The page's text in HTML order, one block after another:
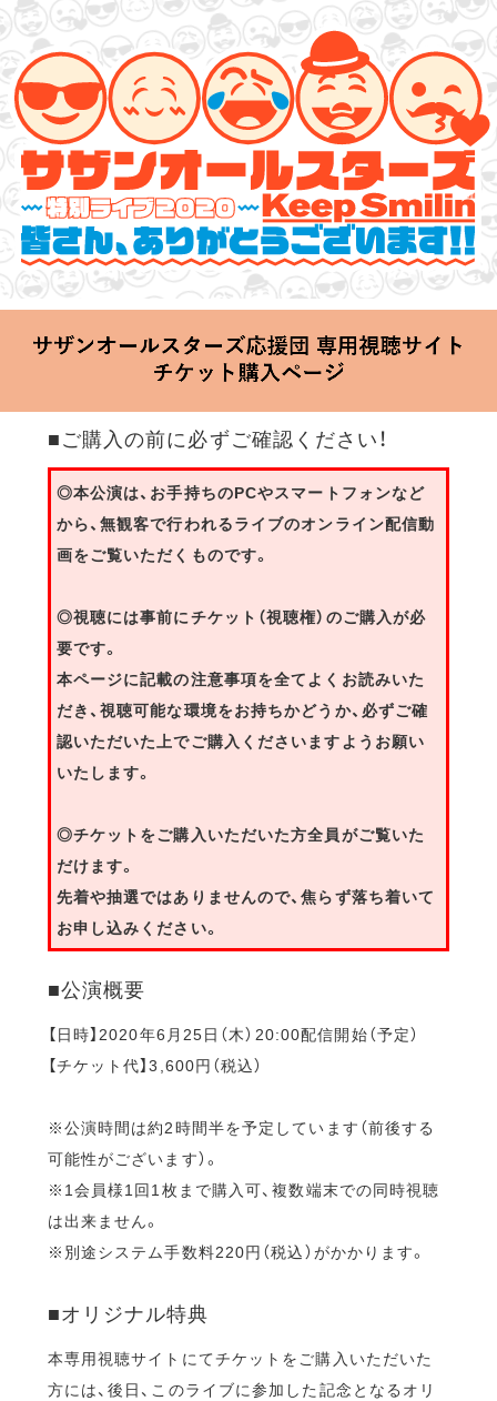
サザンオールスターズ 特別ライブ 2020
「Keep Smilin’～皆さん、ありがとうございます!!～」
2020.06.25 Thu 20:00 Start at 横浜アリーナ
■ご購入の前に必ずご確認ください！
◎本公演は、お手持ちのPCやスマートフォンなど
から、無観客で行われるライブのオンライン配信動
画をご覧いただくものです。
◎視聴には事前にチケット（視聴権）のご購入が必
要です。
本ページに記載の注意事項を全てよくお読みいた
だき、視聴可能な環境をお持ちかどうか、必ずご確
認いただいた上でご購入くださいますようお願い
いたします。
◎チケットをご購入いただいた方全員がご覧いた
だけます。
先着や抽選ではありませんので、焦らず落ち着いて
お申し込みください。
■公演概要
【日時】2020年6月25日（木）20:00配信開始（予定）
【チケット代】3,600円（税込）
※公演時間は約2時間半を予定しています（前後する
可能性がございます）。
※1会員様1回1枚まで購入可、複数端末での同時視聴
は出来ません。
※別途システム手数料220円（税込）がかかります。
■オリジナル特典
本専用視聴サイトにてチケットをご購入いただいた
方には、後日、このライブに参加した記念となるオリ